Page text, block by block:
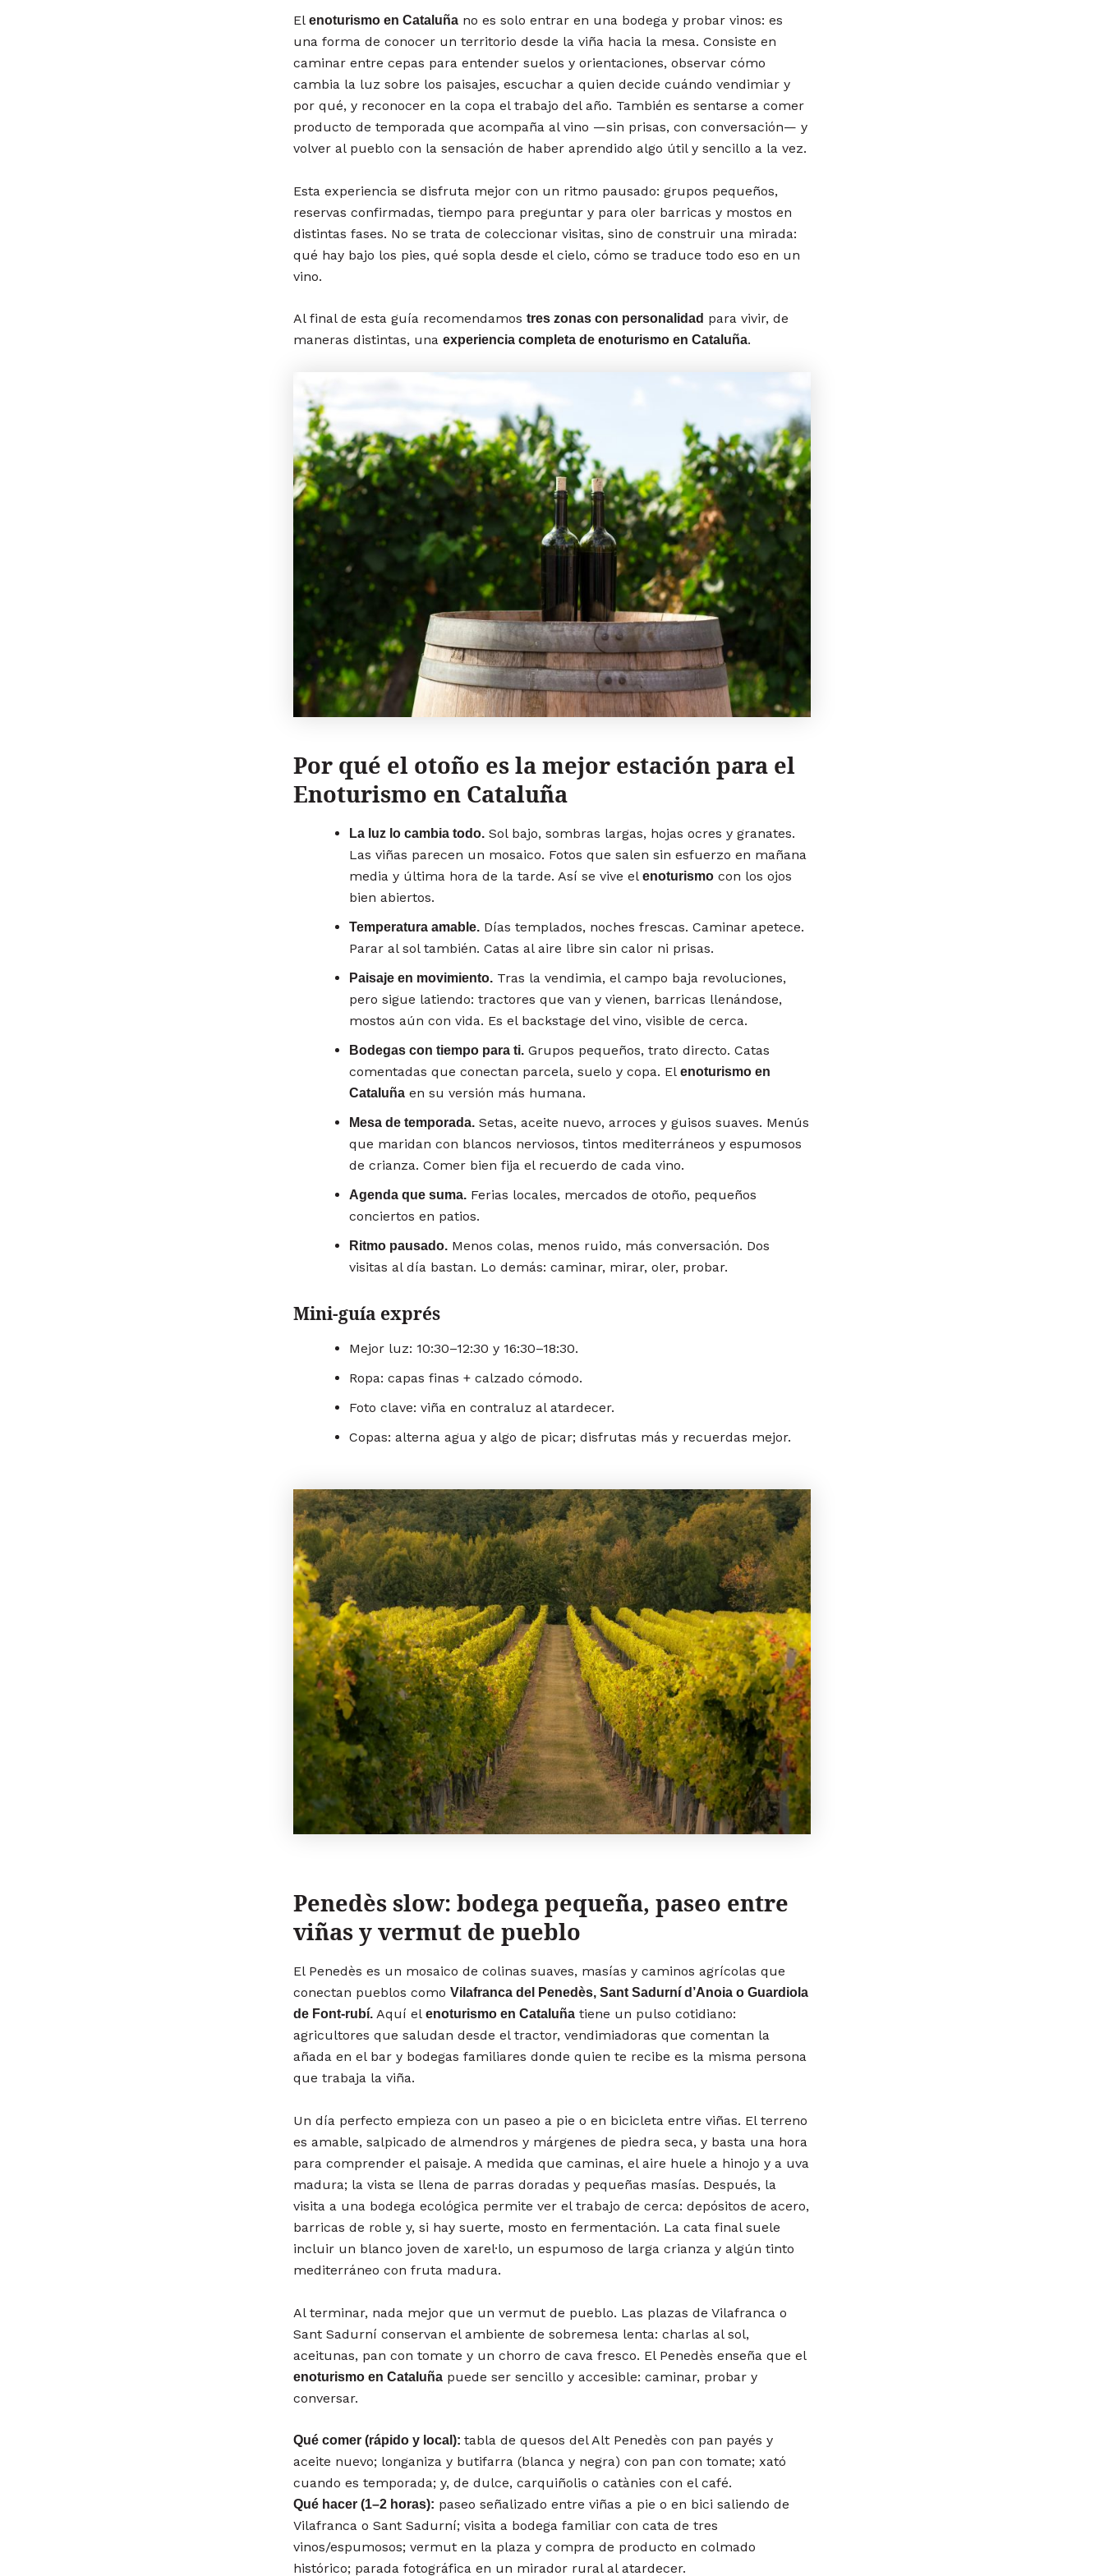
El enoturismo en Cataluña no es solo entrar en una bodega y probar vinos: es
una forma de conocer un territorio desde la viña hacia la mesa. Consiste en
caminar entre cepas para entender suelos y orientaciones, observar cómo
cambia la luz sobre los paisajes, escuchar a quien decide cuándo vendimiar y
por qué, y reconocer en la copa el trabajo del año. También es sentarse a comer
producto de temporada que acompaña al vino —sin prisas, con conversación— y
volver al pueblo con la sensación de haber aprendido algo útil y sencillo a la vez.
Esta experiencia se disfruta mejor con un ritmo pausado: grupos pequeños,
reservas confirmadas, tiempo para preguntar y para oler barricas y mostos en
distintas fases. No se trata de coleccionar visitas, sino de construir una mirada:
qué hay bajo los pies, qué sopla desde el cielo, cómo se traduce todo eso en un
vino.
Al final de esta guía recomendamos tres zonas con personalidad para vivir, de
maneras distintas, una experiencia completa de enoturismo en Cataluña.
Por qué el otoño es la mejor estación para el
Enoturismo en Cataluña
La luz lo cambia todo. Sol bajo, sombras largas, hojas ocres y granates.
Las viñas parecen un mosaico. Fotos que salen sin esfuerzo en mañana
media y última hora de la tarde. Así se vive el enoturismo con los ojos
bien abiertos.
Temperatura amable. Días templados, noches frescas. Caminar apetece.
Parar al sol también. Catas al aire libre sin calor ni prisas.
Paisaje en movimiento. Tras la vendimia, el campo baja revoluciones,
pero sigue latiendo: tractores que van y vienen, barricas llenándose,
mostos aún con vida. Es el backstage del vino, visible de cerca.
Bodegas con tiempo para ti. Grupos pequeños, trato directo. Catas
comentadas que conectan parcela, suelo y copa. El enoturismo en
Cataluña en su versión más humana.
Mesa de temporada. Setas, aceite nuevo, arroces y guisos suaves. Menús
que maridan con blancos nerviosos, tintos mediterráneos y espumosos
de crianza. Comer bien fija el recuerdo de cada vino.
Agenda que suma. Ferias locales, mercados de otoño, pequeños
conciertos en patios.
Ritmo pausado. Menos colas, menos ruido, más conversación. Dos
visitas al día bastan. Lo demás: caminar, mirar, oler, probar.
Mini-guía exprés
Mejor luz: 10:30–12:30 y 16:30–18:30.
Ropa: capas finas + calzado cómodo.
Foto clave: viña en contraluz al atardecer.
Copas: alterna agua y algo de picar; disfrutas más y recuerdas mejor.
Penedès slow: bodega pequeña, paseo entre
viñas y vermut de pueblo
El Penedès es un mosaico de colinas suaves, masías y caminos agrícolas que
conectan pueblos como Vilafranca del Penedès, Sant Sadurní d’Anoia o Guardiola
de Font-rubí. Aquí el enoturismo en Cataluña tiene un pulso cotidiano:
agricultores que saludan desde el tractor, vendimiadoras que comentan la
añada en el bar y bodegas familiares donde quien te recibe es la misma persona
que trabaja la viña.
Un día perfecto empieza con un paseo a pie o en bicicleta entre viñas. El terreno
es amable, salpicado de almendros y márgenes de piedra seca, y basta una hora
para comprender el paisaje. A medida que caminas, el aire huele a hinojo y a uva
madura; la vista se llena de parras doradas y pequeñas masías. Después, la
visita a una bodega ecológica permite ver el trabajo de cerca: depósitos de acero,
barricas de roble y, si hay suerte, mosto en fermentación. La cata final suele
incluir un blanco joven de xarel·lo, un espumoso de larga crianza y algún tinto
mediterráneo con fruta madura.
Al terminar, nada mejor que un vermut de pueblo. Las plazas de Vilafranca o
Sant Sadurní conservan el ambiente de sobremesa lenta: charlas al sol,
aceitunas, pan con tomate y un chorro de cava fresco. El Penedès enseña que el
enoturismo en Cataluña puede ser sencillo y accesible: caminar, probar y
conversar.
Qué comer (rápido y local): tabla de quesos del Alt Penedès con pan payés y
aceite nuevo; longaniza y butifarra (blanca y negra) con pan con tomate; xató
cuando es temporada; y, de dulce, carquiñolis o catànies con el café.
Qué hacer (1–2 horas): paseo señalizado entre viñas a pie o en bici saliendo de
Vilafranca o Sant Sadurní; visita a bodega familiar con cata de tres
vinos/espumosos; vermut en la plaza y compra de producto en colmado
histórico; parada fotográfica en un mirador rural al atardecer.